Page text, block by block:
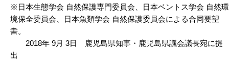
※日本生態学会 自然保護専門委員会、日本ベントス学会 自然環
境保全委員会、日本魚類学会 自然保護委員会による合同要望
書。
2018年 9月 3日 鹿児島県知事・鹿児島県議会議長宛に提
出